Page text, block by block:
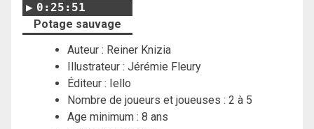
0:25:51
Potage sauvage
Auteur : Reiner Knizia
Illustrateur : Jérémie Fleury
Éditeur : Iello
Nombre de joueurs et joueuses : 2 à 5
Age minimum : 8 ans